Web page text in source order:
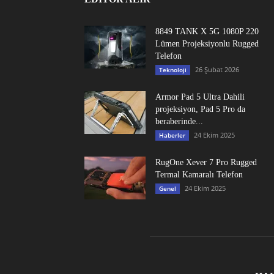
8849 TANK X 5G 1080P 220
Lümen Projeksiyonlu Rugged
Telefon
Teknoloji 26 Şubat 2026
Armor Pad 5 Ultra Dahili
projeksiyon, Pad 5 Pro da
beraberinde...
Haberler 24 Ekim 2025
RugOne Xever 7 Pro Rugged
Termal Kamaralı Telefon
Genel 24 Ekim 2025